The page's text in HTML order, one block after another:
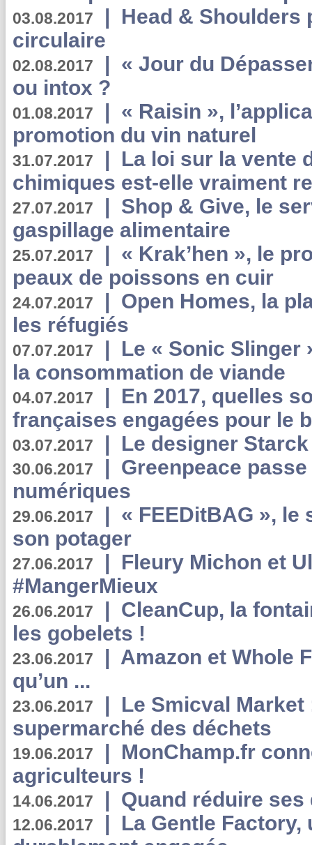
03.08.2017 | Head & Shoulders
circulaire
02.08.2017 | « Jour du
ou intox ?
01.08.2017 | « Raisin »,
promotion du vin naturel
31.07.2017 | La loi sur la vente
chimiques est-elle vraiment
27.07.2017 | Shop & Give, le
gaspillage alimentaire
25.07.2017 | « Krak’hen », le
peaux de poissons en cuir
24.07.2017 | Open Homes, la
les réfugiés
07.07.2017 | Le « Sonic Slinger
la consommation de viande
04.07.2017 | En 2017, quelles
françaises engagées pour le
03.07.2017 | Le designer
30.06.2017 | Greenpeace
numériques
29.06.2017 | « FEEDitBAG », le
son potager
27.06.2017 | Fleury Michon et
#MangerMieux
26.06.2017 | CleanCup, la
les gobelets !
23.06.2017 | Amazon et Whole
qu’un ...
23.06.2017 | Le Smicval
supermarché des déchets
19.06.2017 | MonChamp.fr
agriculteurs !
14.06.2017 | Quand réduire
12.06.2017 | La Gentle